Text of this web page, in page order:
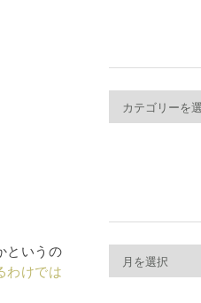
というの
わけでは
稿
ー